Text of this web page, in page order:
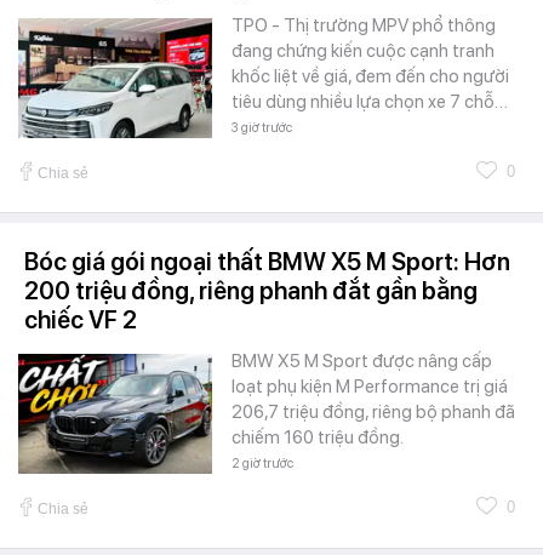
TPO - Thị trường MPV phổ thông
đang chứng kiến cuộc cạnh tranh
khốc liệt về giá, đem đến cho người
tiêu dùng nhiều lựa chọn xe 7 chỗ…
3 giờ trước
Chia sẻ 0
Bóc giá gói ngoại thất BMW X5 M Sport: Hơn
200 triệu đồng, riêng phanh đắt gần bằng
chiếc VF 2
BMW X5 M Sport được nâng cấp
loạt phụ kiện M Performance trị giá
206,7 triệu đồng, riêng bộ phanh đã
chiếm 160 triệu đồng.
2 giờ trước
Chia sẻ 0